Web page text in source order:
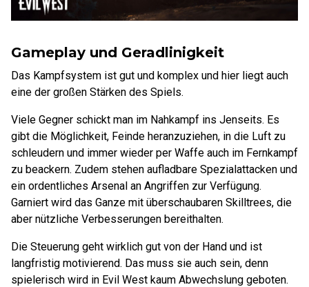
Gameplay und Geradlinigkeit
Das Kampfsystem ist gut und komplex und hier liegt auch
eine der großen Stärken des Spiels.
Viele Gegner schickt man im Nahkampf ins Jenseits. Es
gibt die Möglichkeit, Feinde heranzuziehen, in die Luft zu
schleudern und immer wieder per Waffe auch im Fernkampf
zu beackern. Zudem stehen aufladbare Spezialattacken und
ein ordentliches Arsenal an Angriffen zur Verfügung.
Garniert wird das Ganze mit überschaubaren Skilltrees, die
aber nützliche Verbesserungen bereithalten.
Die Steuerung geht wirklich gut von der Hand und ist
langfristig motivierend. Das muss sie auch sein, denn
spielerisch wird in Evil West kaum Abwechslung geboten.